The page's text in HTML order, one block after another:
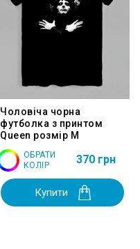
Чоловіча чорна
футболка з принтом
Queen розмір M
ОБРАТИ
КОЛІР
370 грн
Купити